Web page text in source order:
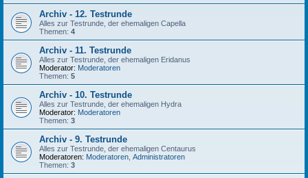
Archiv - 12. Testrunde
Alles zur Testrunde, der ehemaligen Capella
Themen: 4
Archiv - 11. Testrunde
Alles zur Testrunde, der ehemaligen Eridanus
Moderator: Moderatoren
Themen: 5
Archiv - 10. Testrunde
Alles zur Testrunde, der ehemaligen Hydra
Moderator: Moderatoren
Themen: 3
Archiv - 9. Testrunde
Alles zur Testrunde, der ehemaligen Centaurus
Moderatoren: Moderatoren Administratoren
Themen: 3